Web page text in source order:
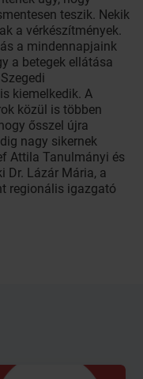
teszik. Nekik
a vérkészítmények.
a mindennapjaink
a betegek ellátása
kiemelkedik. A
közül is többen
ősszel újra
nagy sikernek
Attila Tanulmányi és
Dr. Lázár Mária, a
regionális igazgató